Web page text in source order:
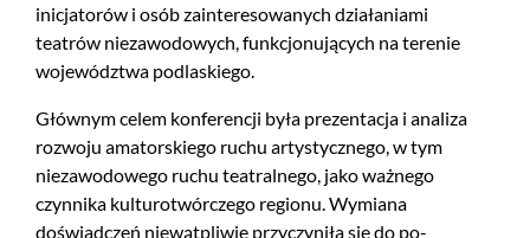
inicjatorów i osób zainteresowanych działaniami
teatrów niezawodowych, funkcjonujących na terenie
województwa podlaskiego.
Głównym celem konferencji była prezentacja i analiza
rozwoju amatorskiego ruchu artystycznego, w tym
niezawodowego ruchu teatralnego, jako ważnego
czynnika kulturotwórczego regionu. Wymiana
doświadczeń niewątpliwie przyczyniła się do po-